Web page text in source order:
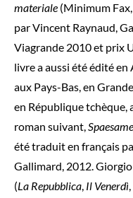
materiale (Minimum
par Vincent Raynaud,
Viagrande 2010 et prix
livre a aussi été édité en
aux Pays-Bas, en
en République tchèque,
roman suivant,
été traduit en français
Gallimard, 2012.
(La Repubblica, Il Venerdì,